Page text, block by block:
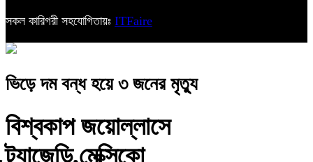
সকল কারিগরী সহযোগিতায়ঃ ITFaire
ভিড়ে দম বন্ধ হয়ে ৩ জনের মৃত্যু
বিশ্বকাপ জয়োল্লাসে
ট্র্যাজেডি,মেক্সিকো